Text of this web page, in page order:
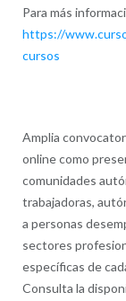
Para más
https://
cursos
Amplia
online como
comunidades
trabajadoras,
a personas
sectores
específicas de
Consulta la